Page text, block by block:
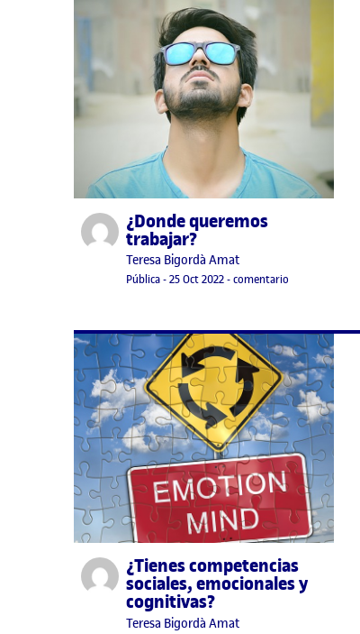
Publicado por¿Donde queremos
trabajar?
Publicado por
Teresa Bigordà Amat
Visibilidad:
Pública-Fecha de publicación
25 Oct 202224 noviembre, 2022 7:31 pm
-comentario
Publicado por¿Tienes competencias
sociales, emocionales y
cognitivas?
Publicado por
Teresa Bigordà Amat